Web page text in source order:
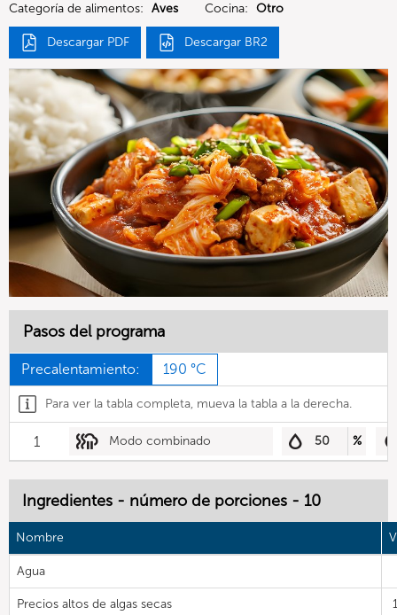
Categoría de alimentos: Aves Cocina: Otro
Descargar PDF Descargar BR2
Pasos del programa
Precalentamiento: 190 °C
Para ver la tabla completa, mueva la tabla a la derecha.
1 Modo combinado 50 %
Ingredientes - número de porciones - 10
Nombre
Agua
Precios altos de algas secas